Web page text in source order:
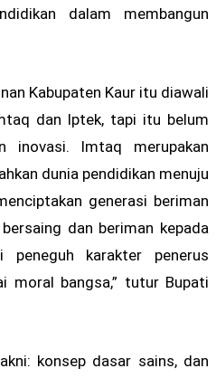
dalam membangun
Kabupaten Kaur itu diawali
dan Iptek, tapi itu belum
inovasi. Imtaq merupakan
dunia pendidikan menuju
generasi beriman
dan beriman kepada
peneguh karakter penerus
moral bangsa,” tutur Bupati
konsep dasar sains, dan